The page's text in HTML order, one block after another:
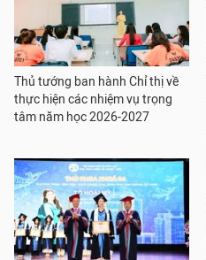
Thủ tướng ban hành Chỉ thị về
thực hiện các nhiệm vụ trọng
tâm năm học 2026-2027